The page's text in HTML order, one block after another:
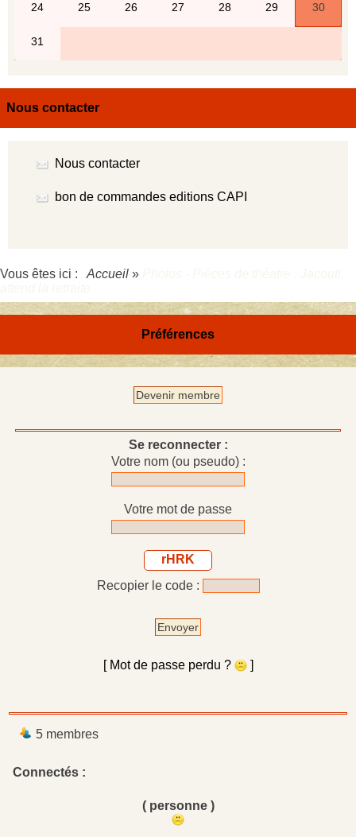
Nous contacter
Nous contacter
bon de commandes editions CAPI
Vous êtes ici : Accueil »
Préférences
Devenir membre
Se reconnecter :
Votre nom (ou pseudo) :
Votre mot de passe
rHRK
Recopier le code :
Envoyer
[ Mot de passe perdu ? ]
5 membres
Connectés :
( personne )